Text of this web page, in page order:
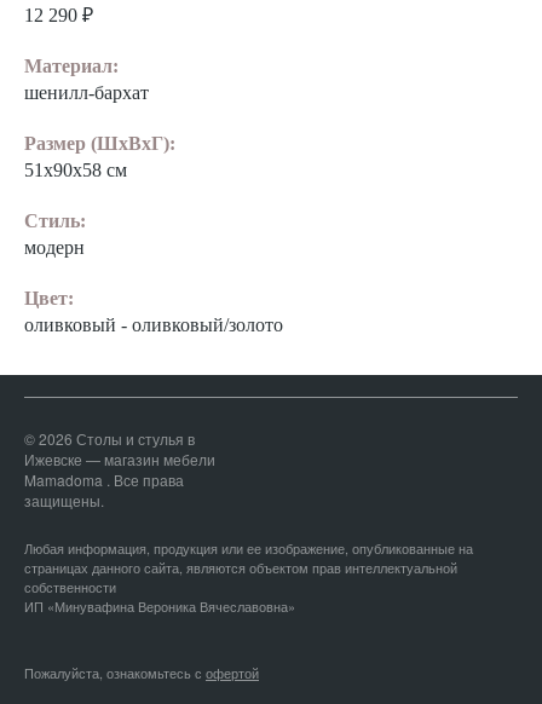
12 290 ₽
Материал:
шенилл-бархат
Размер (ШхВхГ):
51х90х58 см
Стиль:
модерн
Цвет:
оливковый - оливковый/золото
© 2026 Столы и стулья в
Ижевске — магазин мебели
Mamadoma . Все права
защищены.
Любая информация, продукция или ее изображение, опубликованные на
страницах данного сайта, являются объектом прав интеллектуальной
собственности
ИП «Минувафина Вероника Вячеславовна»
Пожалуйста, ознакомьтесь с офертой